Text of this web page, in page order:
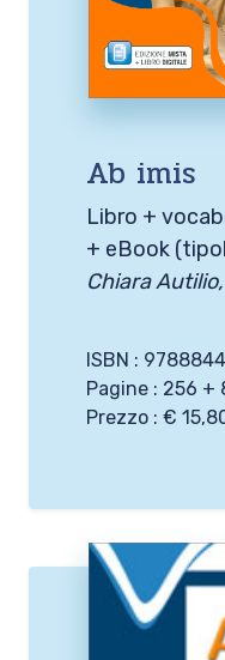
Ab imis
Libro +
+ eBook
Chiara
ISBN :
Pagine : 256 +
Prezzo : €